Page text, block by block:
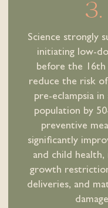
3.
Science strongly
initiating low-
before the 16th
reduce the risk
pre-eclampsia in
population by
preventive
significantly
and child health,
growth
deliveries, and